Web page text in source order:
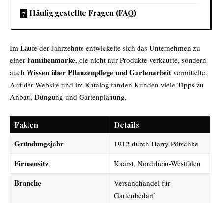
Häufig gestellte Fragen (FAQ)
Im Laufe der Jahrzehnte entwickelte sich das Unternehmen zu
einer Familienmarke, die nicht nur Produkte verkaufte, sondern
auch Wissen über Pflanzenpflege und Gartenarbeit vermittelte.
Auf der Website und im Katalog fanden Kunden viele Tipps zu
Anbau, Düngung und Gartenplanung.
Fakten Details
Gründungsjahr 1912 durch Harry Pötschke
Firmensitz Kaarst, Nordrhein-Westfalen
Branche
Versandhandel für
Gartenbedarf